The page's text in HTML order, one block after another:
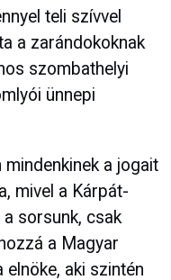
teli szívvel
a zarándokoknak
szombathelyi
ünnepi
mindenkinek a jogait
mivel a Kárpát-
sorsunk, csak
a Magyar
aki szintén